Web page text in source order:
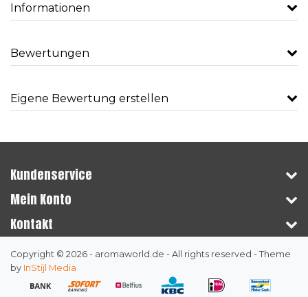
Informationen
Bewertungen
Eigene Bewertung erstellen
Kundenservice
Mein Konto
Kontakt
Copyright © 2026 - aromaworld.de - All rights reserved - Theme
by InStijl Media